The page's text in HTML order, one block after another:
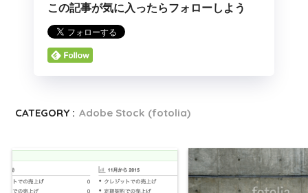
この記事が気に入ったらフォローしよう
CATEGORY : Adobe Stock (fotolia)